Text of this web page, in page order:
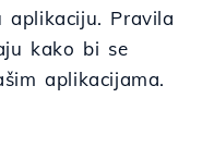
aplikaciju. Pravila
kako bi se
aplikacijama.